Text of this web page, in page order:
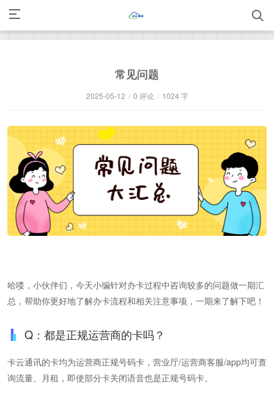
常见问题
2025-05-12 / 0 评论 / 1024 字
哈喽，小伙伴们，今天小编针对办卡过程中咨询较多的问题做一期汇
总，帮助你更好地了解办卡流程和相关注意事项，一期来了解下吧！
Q：都是正规运营商的卡吗？
卡云通讯的卡均为运营商正规号码卡，营业厅/运营商客服/app均可查
询流量、月租，即使部分卡关闭语音也是正规号码卡。